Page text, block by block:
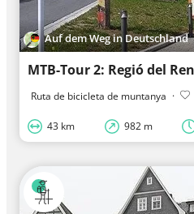
Auf dem Weg in Deutschland
MTB-Tour 2: Regió del
Ruta de bicicleta de muntanya ·
43 km 982 m